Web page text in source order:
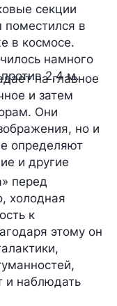
секции
поместился в
в космосе.
намного
2,4 м.
на главное
и затем
Они
но и
определяют
и другие
перед
холодная
к
этому он
и наблюдать